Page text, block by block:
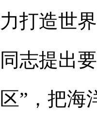
力打造世
同志提出
区”，把海